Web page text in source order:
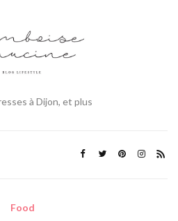
à Dijon, et plus
Food